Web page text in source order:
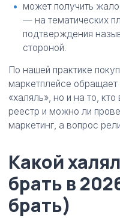
может получить
— на тематических
подтверждения
стороной.
По нашей практике
маркетплейсе
«халяль», но и на то,
реестр и можно ли
маркетинг, а вопрос
Какой
брать в
брать)